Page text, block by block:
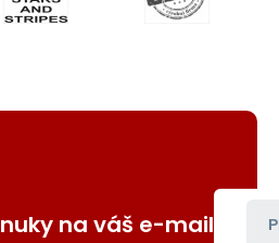
na váš e-mail